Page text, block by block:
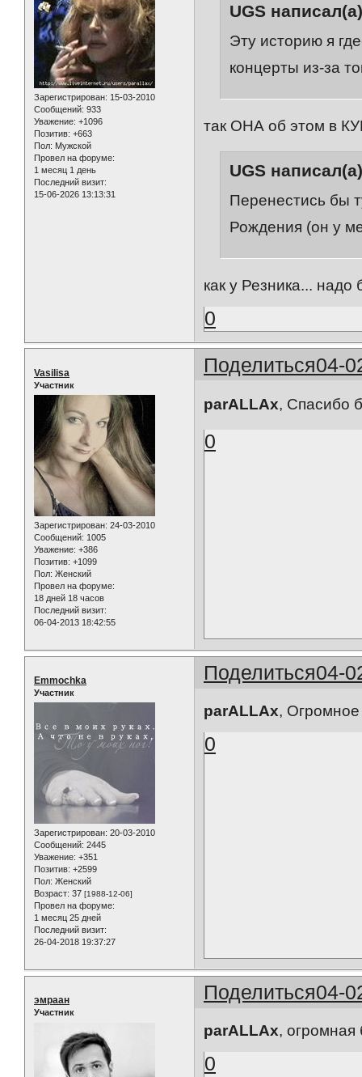
Зарегистрирован: 15-03-2010
Сообщений: 933
Уважение: +1096
Позитив: +663
Пол: Мужской
Провел на форуме:
1 месяц 1 день
Последний визит:
15-06-2026 13:13:31
UGS
Эту историю я
концерты из-за
так ОНА об этом в
UGS
Перенестись бы
Рождения (он у
как у Резника... надо
0
Поделиться04-
Vasilisa
Участник
Зарегистрирован: 24-03-2010
Сообщений: 1005
Уважение: +386
Позитив: +1099
Пол: Женский
Провел на форуме:
18 дней 18 часов
Последний визит:
06-04-2013 18:42:55
parALLAx, Спасибо
0
Поделиться04-
Emmochka
Участник
Зарегистрирован: 20-03-2010
Сообщений: 2445
Уважение: +351
Позитив: +2599
Пол: Женский
Возраст: 37 [1988-12-06]
Провел на форуме:
1 месяц 25 дней
Последний визит:
26-04-2018 19:37:27
parALLAx,
0
Поделиться04-
эмраан
Участник
parALLAx, огромная
0